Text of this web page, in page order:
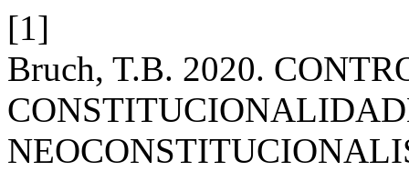
[1]
Bruch, T.B. 2020.